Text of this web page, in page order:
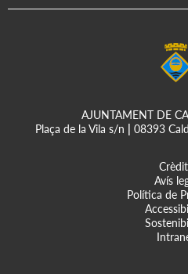
AJUNTAMENT DE
Plaça de la Vila s/n
08393
Avís
Política de